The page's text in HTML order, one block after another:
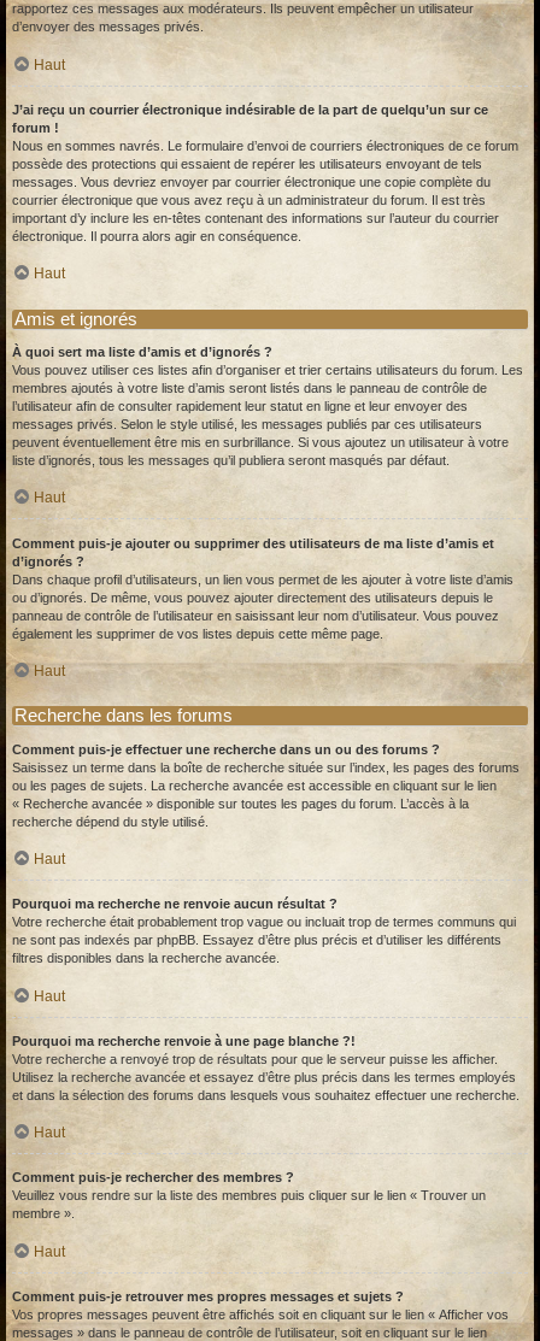
rapportez ces messages aux modérateurs. Ils peuvent empêcher un utilisateur
d’envoyer des messages privés.
Haut
J’ai reçu un courrier électronique indésirable de la part de quelqu’un sur ce
forum !
Nous en sommes navrés. Le formulaire d’envoi de courriers électroniques de ce forum
possède des protections qui essaient de repérer les utilisateurs envoyant de tels
messages. Vous devriez envoyer par courrier électronique une copie complète du
courrier électronique que vous avez reçu à un administrateur du forum. Il est très
important d’y inclure les en-têtes contenant des informations sur l’auteur du courrier
électronique. Il pourra alors agir en conséquence.
Haut
Amis et ignorés
À quoi sert ma liste d’amis et d’ignorés ?
Vous pouvez utiliser ces listes afin d’organiser et trier certains utilisateurs du forum. Les
membres ajoutés à votre liste d’amis seront listés dans le panneau de contrôle de
l’utilisateur afin de consulter rapidement leur statut en ligne et leur envoyer des
messages privés. Selon le style utilisé, les messages publiés par ces utilisateurs
peuvent éventuellement être mis en surbrillance. Si vous ajoutez un utilisateur à votre
liste d’ignorés, tous les messages qu’il publiera seront masqués par défaut.
Haut
Comment puis-je ajouter ou supprimer des utilisateurs de ma liste d’amis et
d’ignorés ?
Dans chaque profil d’utilisateurs, un lien vous permet de les ajouter à votre liste d’amis
ou d’ignorés. De même, vous pouvez ajouter directement des utilisateurs depuis le
panneau de contrôle de l’utilisateur en saisissant leur nom d’utilisateur. Vous pouvez
également les supprimer de vos listes depuis cette même page.
Haut
Recherche dans les forums
Comment puis-je effectuer une recherche dans un ou des forums ?
Saisissez un terme dans la boîte de recherche située sur l’index, les pages des forums
ou les pages de sujets. La recherche avancée est accessible en cliquant sur le lien
« Recherche avancée » disponible sur toutes les pages du forum. L’accès à la
recherche dépend du style utilisé.
Haut
Pourquoi ma recherche ne renvoie aucun résultat ?
Votre recherche était probablement trop vague ou incluait trop de termes communs qui
ne sont pas indexés par phpBB. Essayez d’être plus précis et d’utiliser les différents
filtres disponibles dans la recherche avancée.
Haut
Pourquoi ma recherche renvoie à une page blanche ?!
Votre recherche a renvoyé trop de résultats pour que le serveur puisse les afficher.
Utilisez la recherche avancée et essayez d’être plus précis dans les termes employés
et dans la sélection des forums dans lesquels vous souhaitez effectuer une recherche.
Haut
Comment puis-je rechercher des membres ?
Veuillez vous rendre sur la liste des membres puis cliquer sur le lien « Trouver un
membre ».
Haut
Comment puis-je retrouver mes propres messages et sujets ?
Vos propres messages peuvent être affichés soit en cliquant sur le lien « Afficher vos
messages » dans le panneau de contrôle de l’utilisateur, soit en cliquant sur le lien